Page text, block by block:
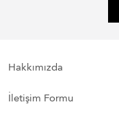
Hakkımızda
İletişim Formu